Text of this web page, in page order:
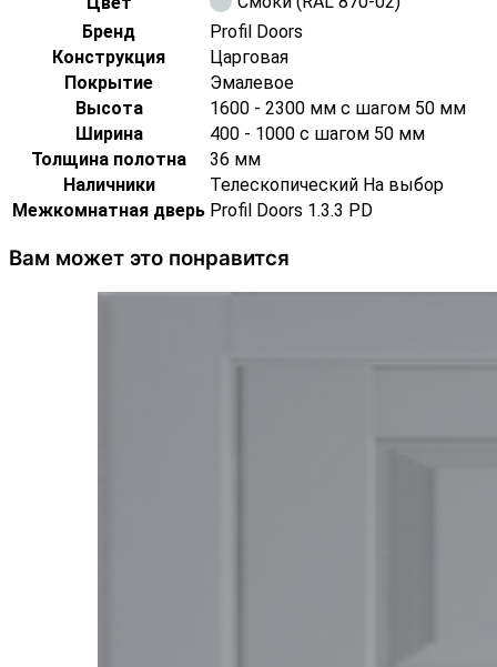
Бренд
Profil Doors
Конструкция
Царговая
Покрытие
Эмалевое
Высота
1600 - 2300 мм с шагом 50 мм
Ширина
400 - 1000 с шагом 50 мм
Толщина полотна
36 мм
Наличники
Телескопический На выбор
Межкомнатная дверь Profil Doors 1.3.3 PD
Вам может это понравится